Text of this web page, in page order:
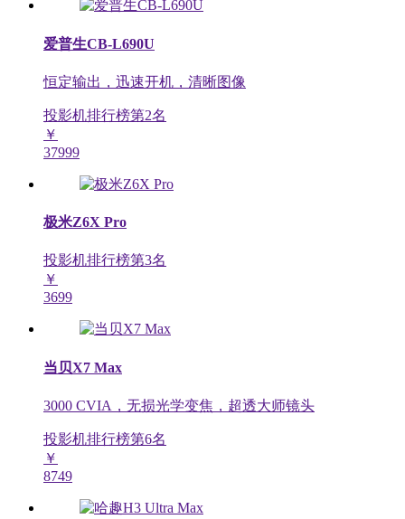
爱普生CB-L690U
恒定输出，迅速开机，清晰图像
投影机排行榜第2名
￥
37999
极米Z6X Pro
投影机排行榜第3名
￥
3699
当贝X7 Max
3000 CVIA，无损光学变焦，超透大师镜头
投影机排行榜第6名
￥
8749